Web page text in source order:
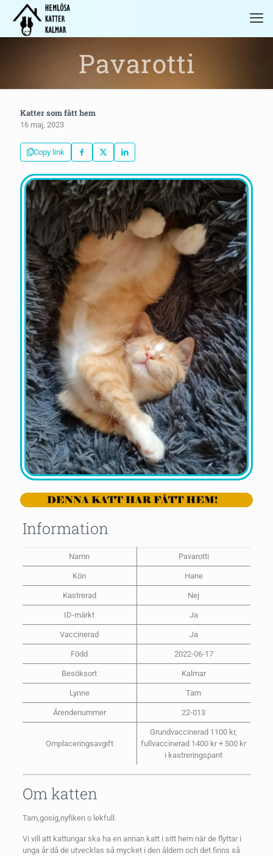
Pavarotti
Katter som fått hem
16 maj, 2023
Copy link
Information
Namn Pavarotti
Kön Hane
Kastrerad Nej
ID-märkt Ja
Vaccinerad Ja
Född 2022-06-17
Besöksort Kalmar
Lynne Tam
Ärendenummer 22-013
Omplaceringsavgift
Grundvaccinerad 1100 kr,
fullvaccinerad 1400 kr + 500 kr
i kastreringspant
Om katten
Tam,gosig,nyfiken o lekfull.
Vi vill att kattungar ska ha en annan katt i sitt hem när de flyttar i
unga år då de utvecklas så mycket i den åldern och det finns så